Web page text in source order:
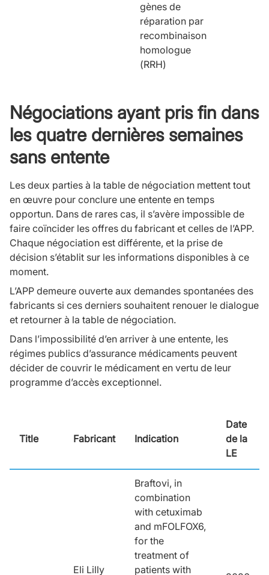
gènes de
réparation par
recombinaison
homologue
(RRH)
Négociations ayant pris fin dans
les quatre dernières semaines
sans entente
Les deux parties à la table de négociation mettent tout
en œuvre pour conclure une entente en temps
opportun. Dans de rares cas, il s’avère impossible de
faire coïncider les offres du fabricant et celles de l’APP.
Chaque négociation est différente, et la prise de
décision s’établit sur les informations disponibles à ce
moment.
L’APP demeure ouverte aux demandes spontanées des
fabricants si ces derniers souhaitent renouer le dialogue
et retourner à la table de négociation.
Dans l’impossibilité d’en arriver à une entente, les
régimes publics d’assurance médicaments peuvent
décider de couvrir le médicament en vertu de leur
programme d’accès exceptionnel.
Title Fabricant Indication
Date
de la
LE
Eli Lilly
Braftovi, in
combination
with cetuximab
and mFOLFOX6,
for the
treatment of
patients with